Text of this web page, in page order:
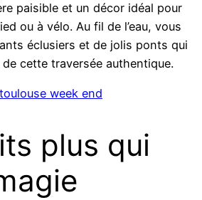
paisible et un décor idéal pour
ou à vélo. Au fil de l’eau, vous
éclusiers et de jolis ponts qui
cette traversée authentique.
week end
plus qui